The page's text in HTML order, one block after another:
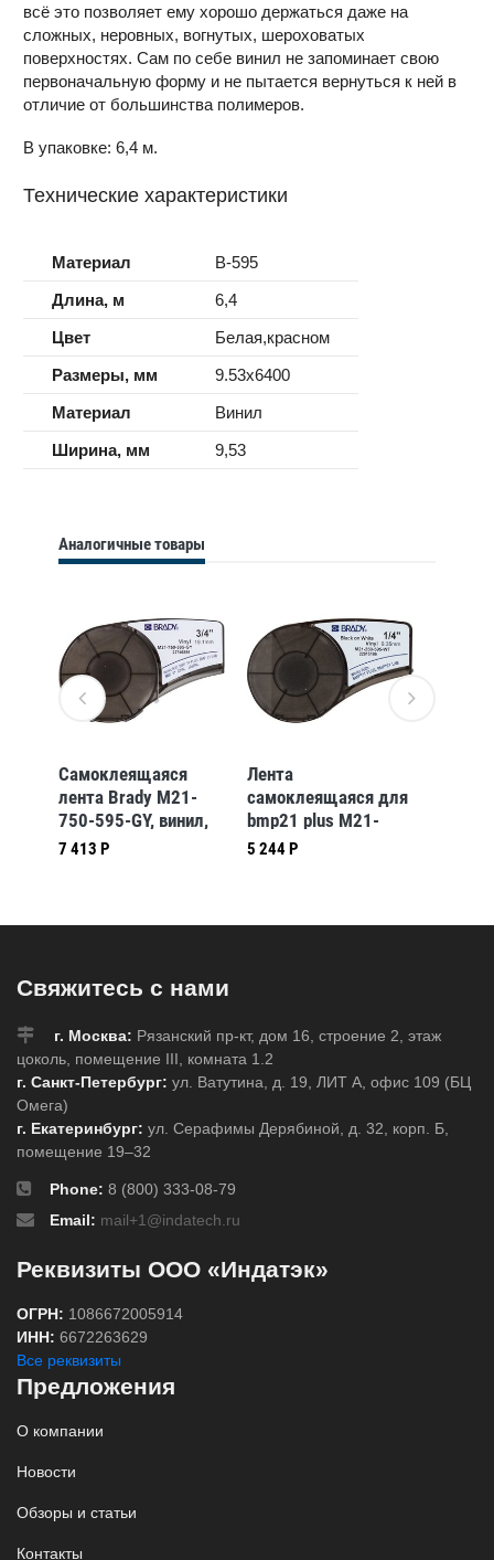
всё это позволяет ему хорошо держаться даже на
сложных, неровных, вогнутых, шероховатых
поверхностях. Сам по себе винил не запоминает свою
первоначальную форму и не пытается вернуться к ней в
отличие от большинства полимеров.
В упаковке: 6,4 м.
Технические характеристики
Материал
B-595
Длина, м
6,4
Цвет
Белая,красном
Размеры, мм
9.53x6400
Материал
Винил
Ширина, мм
9,53
Аналогичные товары
Самоклеящаяся
лента Brady M21-
750-595-GY, винил,
печать чёрная на
7 413 Р
Лента
самоклеящаяся для
bmp21 plus M21-
250-595-WT
5 244 Р
Свяжитесь с нами
г. Москва: Рязанский пр-кт, дом 16, строение 2, этаж
цоколь, помещение III, комната 1.2
г. Санкт-Петербург: ул. Ватутина, д. 19, ЛИТ А, офис 109 (БЦ
Омега)
г. Екатеринбург: ул. Серафимы Дерябиной, д. 32, корп. Б,
помещение 19–32
Phone: 8 (800) 333-08-79
Email: mail+1@indatech.ru
Реквизиты ООО «Индатэк»
ОГРН: 1086672005914
ИНН: 6672263629
Все реквизиты
Предложения
О компании
Новости
Обзоры и статьи
Контакты